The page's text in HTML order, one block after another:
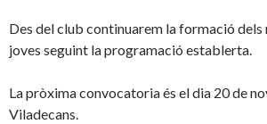
Des del club continuarem la formació dels
joves seguint la programació establerta.
La pròxima convocatoria és el dia 20 de
Viladecans.